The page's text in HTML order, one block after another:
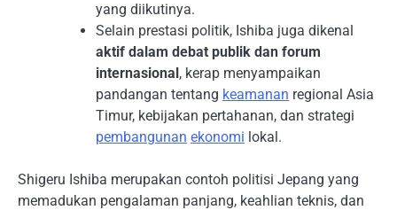
yang diikutinya.
Selain prestasi politik, Ishiba juga dikenal
aktif dalam debat publik dan forum
internasional, kerap menyampaikan
pandangan tentang keamanan regional Asia
Timur, kebijakan pertahanan, dan strategi
pembangunan ekonomi lokal.
Shigeru Ishiba merupakan contoh politisi Jepang yang
memadukan pengalaman panjang, keahlian teknis, dan